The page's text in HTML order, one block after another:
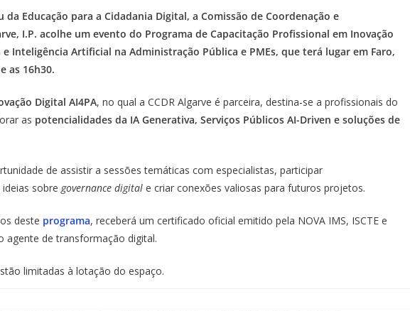
r
e
Educação para a Cidadania Digital, a Comissão de Coordenação e
I.P. acolhe um evento do Programa de Capacitação Profissional em Inovação
Inteligência Artificial na Administração Pública e PMEs, que terá lugar em Faro,
as 16h30.
Digital AI4PA, no qual a CCDR Algarve é parceira, destina-se a profissionais do
as potencialidades da IA Generativa, Serviços Públicos AI-Driven e soluções de
de assistir a sessões temáticas com especialistas, participar
sobre governance digital e criar conexões valiosas para futuros projetos.
deste programa, receberá um certificado oficial emitido pela NOVA IMS, ISCTE e
agente de transformação digital.
limitadas à lotação do espaço.